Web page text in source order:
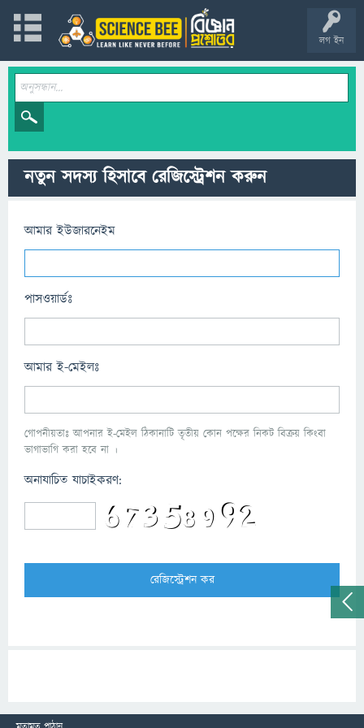
লগ ইন
নতুন সদস্য হিসাবে রেজিস্ট্রেশন করুন
আমার ইউজারনেইম
পাসওয়ার্ডঃ
আমার ই-মেইলঃ
গোপনীয়তাঃ আপনার ই-মেইল ঠিকানাটি তৃতীয় কোন পক্ষের নিকট বিক্রয় কিংবা
ভাগাভাগি করা হবে না ।
অনাযাচিত যাচাইকরণ: